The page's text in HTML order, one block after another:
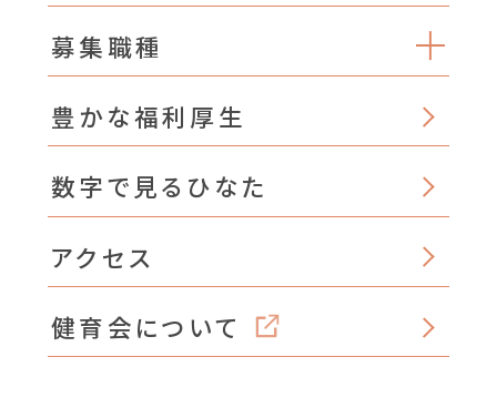
募集職種
豊かな福利厚生
数字で見るひなた
アクセス
健育会について